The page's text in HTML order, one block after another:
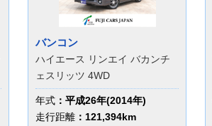
バンコン
ハイエース リンエイ バカンチ
ェスリッツ 4WD
年式 ：平成26年(2014年)
走行距離 ：121,394km